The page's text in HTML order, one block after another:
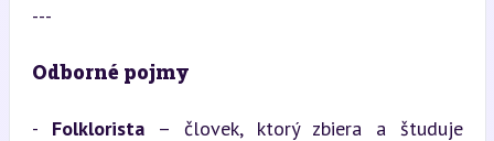
---
Odborné pojmy
- Folklorista – človek, ktorý zbiera a študuje